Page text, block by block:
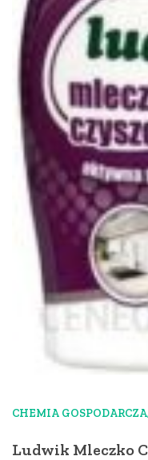
CHEMIA GOSPODARCZA
Ludwik Mleczko